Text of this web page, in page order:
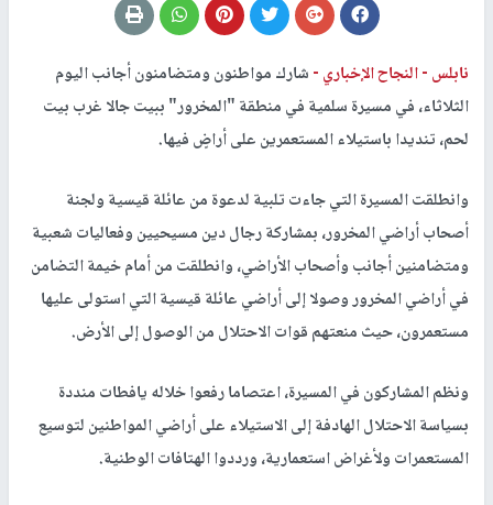
نابلس -النجاح الإخباري -شارك مواطنون ومتضامنون أجانب اليوم
الثلاثاء، في مسيرة سلمية في منطقة "المخرور" ببيت جالا غرب بيت
لحم، تنديدا باستيلاء المستعمرين على أراضٍ فيها.
وانطلقت المسيرة التي جاءت تلبية لدعوة من عائلة قيسية ولجنة
أصحاب أراضي المخرور، بمشاركة رجال دين مسيحيين وفعاليات شعبية
ومتضامنين أجانب وأصحاب الأراضي، وانطلقت من أمام خيمة التضامن
في أراضي المخرور وصولا إلى أراضي عائلة قيسية التي استولى عليها
مستعمرون، حيث منعتهم قوات الاحتلال من الوصول إلى الأرض.
ونظم المشاركون في المسيرة، اعتصاما رفعوا خلاله يافطات منددة
بسياسة الاحتلال الهادفة إلى الاستيلاء على أراضي المواطنين لتوسيع
المستعمرات ولأغراض استعمارية، ورددوا الهتافات الوطنية.